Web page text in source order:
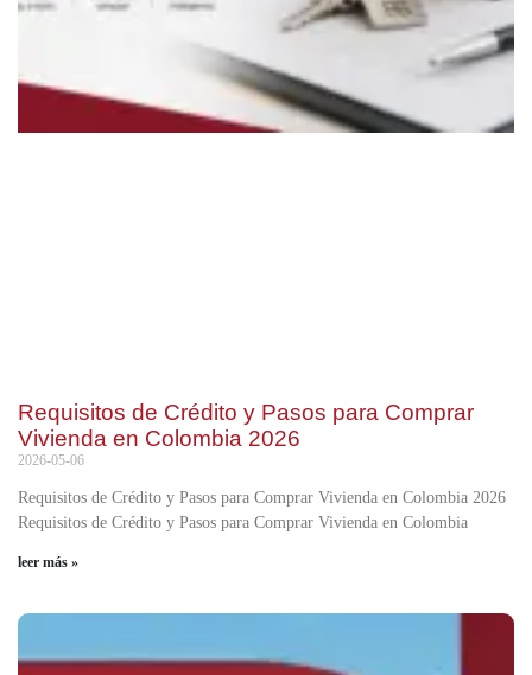
Requisitos de Crédito y Pasos para Comprar
Vivienda en Colombia 2026
2026-05-06
Requisitos de Crédito y Pasos para Comprar Vivienda en Colombia 2026
Requisitos de Crédito y Pasos para Comprar Vivienda en Colombia
leer más »